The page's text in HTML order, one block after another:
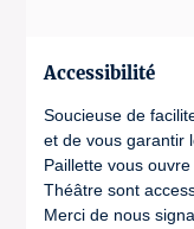
Accessibilité
Soucieuse de
et de vous garantir
Paillette vous
Théâtre sont
Merci de nous